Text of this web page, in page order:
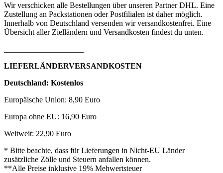
Wir verschicken alle Bestellungen über unseren Partner DHL. Eine
Zustellung an Packstationen oder Postfilialen ist daher möglich.
Innerhalb von Deutschland versenden wir versandkostenfrei. Eine
Übersicht aller Zielländern und Versandkosten findest du unten.
LIEFERLÄNDERVERSANDKOSTEN
Deutschland: Kostenlos
Europäische Union: 8,90 Euro
Europa ohne EU: 16,90 Euro
Weltweit: 22,90 Euro
* Bitte beachte, dass für Lieferungen in Nicht-EU Länder
zusätzliche Zölle und Steuern anfallen können.
**Alle Preise inklusive 19% Mehwertsteuer